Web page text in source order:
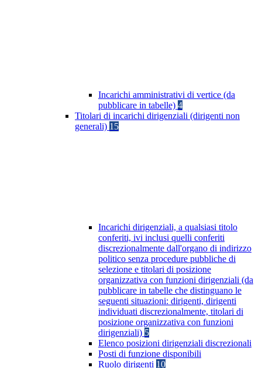
Incarichi amministrativi di vertice (da
pubblicare in tabelle) 4
Titolari di incarichi dirigenziali (dirigenti non
generali) 15
Incarichi dirigenziali, a qualsiasi titolo
conferiti, ivi inclusi quelli conferiti
discrezionalmente dall'organo di indirizzo
politico senza procedure pubbliche di
selezione e titolari di posizione
organizzativa con funzioni dirigenziali (da
pubblicare in tabelle che distinguano le
seguenti situazioni: dirigenti, dirigenti
individuati discrezionalmente, titolari di
posizione organizzativa con funzioni
dirigenziali) 5
Elenco posizioni dirigenziali discrezionali
Posti di funzione disponibili
Ruolo dirigenti 10